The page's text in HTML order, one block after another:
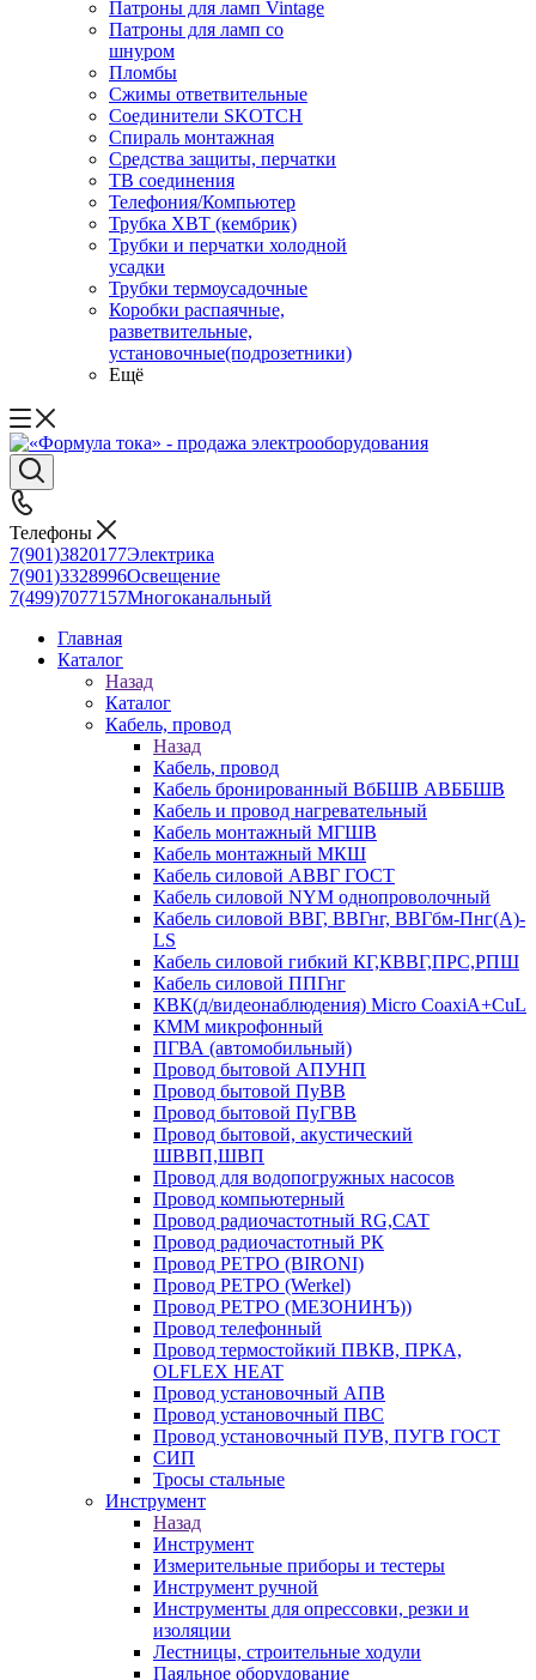
Патроны для ламп Vintage
Патроны для ламп со
шнуром
Пломбы
Сжимы ответвительные
Соединители SKOTCH
Спираль монтажная
Средства защиты, перчатки
ТВ соединения
Телефония/Компьютер
Трубка ХВТ (кембрик)
Трубки и перчатки холодной
усадки
Трубки термоусадочные
Коробки распаячные,
разветвительные,
установочные(подрозетники)
Ещё
Телефоны
7(901)3820177Электрика
7(901)3328996Освещение
7(499)7077157Многоканальный
Главная
Каталог
Назад
Каталог
Кабель, провод
Назад
Кабель, провод
Кабель бронированный ВбБШВ АВББШВ
Кабель и провод нагревательный
Кабель монтажный МГШВ
Кабель монтажный МКШ
Кабель силовой АВВГ ГОСТ
Кабель силовой NYM однопроволочный
Кабель силовой ВВГ, ВВГнг, ВВГбм-Пнг(А)-
LS
Кабель силовой гибкий КГ,КВВГ,ПРС,РПШ
Кабель силовой ППГнг
КВК(д/видеонаблюдения) Micro CoaxiA+CuL
КММ микрофонный
ПГВА (автомобильный)
Провод бытовой АПУНП
Провод бытовой ПуВВ
Провод бытовой ПуГВВ
Провод бытовой, акустический
ШВВП,ШВП
Провод для водопогружных насосов
Провод компьютерный
Провод радиочастотный RG,САТ
Провод радиочастотный РК
Провод РЕТРО (BIRONI)
Провод РЕТРО (Werkel)
Провод РЕТРО (МЕЗОНИНЪ))
Провод телефонный
Провод термостойкий ПВКВ, ПРКА,
OLFLEX HEAT
Провод установочный АПВ
Провод установочный ПВС
Провод установочный ПУВ, ПУГВ ГОСТ
СИП
Тросы стальные
Инструмент
Назад
Инструмент
Измерительные приборы и тестеры
Инструмент ручной
Инструменты для опрессовки, резки и
изоляции
Лестницы, строительные ходули
Паяльное оборудование